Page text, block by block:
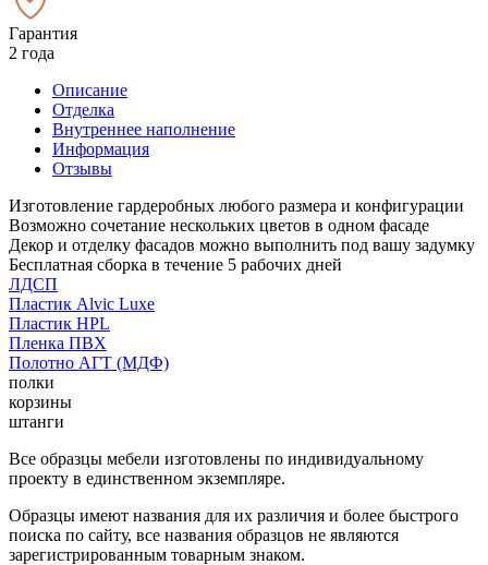
Гарантия
2 года
Описание
Отделка
Внутреннее наполнение
Информация
Отзывы
Изготовление гардеробных любого размера и конфигурации
Возможно сочетание нескольких цветов в одном фасаде
Декор и отделку фасадов можно выполнить под вашу задумку
Бесплатная сборка в течение 5 рабочих дней
ЛДСП
Пластик Alvic Luxe
Пластик HPL
Пленка ПВХ
Полотно АГТ (МДФ)
полки
корзины
штанги
Все образцы мебели изготовлены по индивидуальному
проекту в единственном экземпляре.
Образцы имеют названия для их различия и более быстрого
поиска по сайту, все названия образцов не являются
зарегистрированным товарным знаком.